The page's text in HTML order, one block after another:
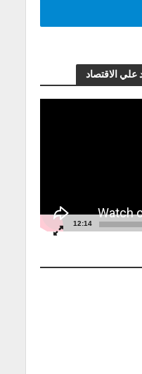
علي الاقتصاد
12:14